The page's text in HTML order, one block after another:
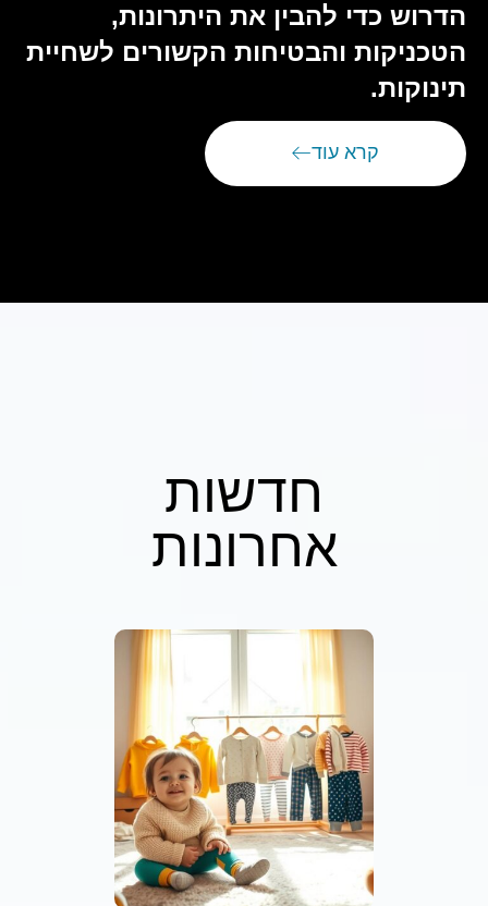
הדרוש כדי להבין את היתרונות,
הטכניקות והבטיחות הקשורים לשחיית
תינוקות.
קרא עוד
חדשות
אחרונות